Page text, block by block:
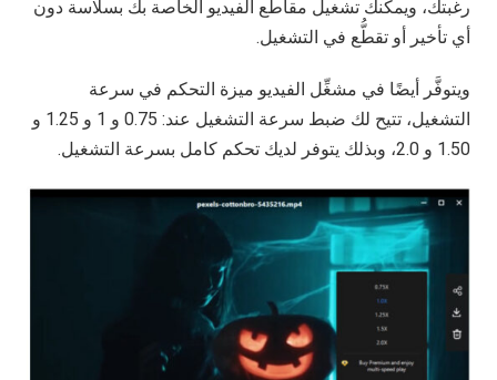
رغبتك، ويمكنك تشغيل مقاطع الفيديو الخاصة بك بسلاسة دون
أي تأخير أو تقطُّع في التشغيل.
ويتوفَّر أيضًا في مشغِّل الفيديو ميزة التحكم في سرعة
التشغيل، تتيح لك ضبط سرعة التشغيل عند: 0.75 و 1 و 1.25 و
1.50 و 2.0، وبذلك يتوفر لديك تحكم كامل بسرعة التشغيل.